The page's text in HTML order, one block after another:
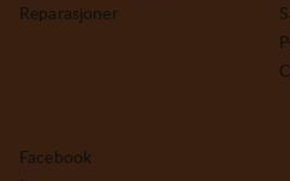
Reparasjoner
Facebook